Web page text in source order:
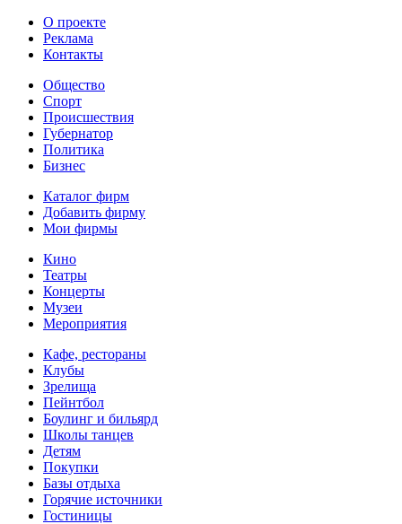
О проекте
Реклама
Контакты
Общество
Спорт
Происшествия
Губернатор
Политика
Бизнес
Каталог фирм
Добавить фирму
Мои фирмы
Кино
Театры
Концерты
Музеи
Мероприятия
Кафе, рестораны
Клубы
Зрелища
Пейнтбол
Боулинг и бильярд
Школы танцев
Детям
Покупки
Базы отдыха
Горячие источники
Гостиницы